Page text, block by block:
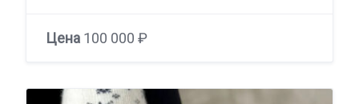
Цена 100 000 ₽